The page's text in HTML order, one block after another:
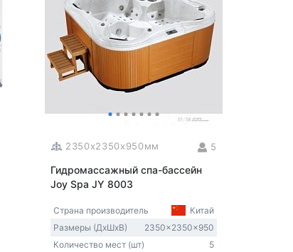
2350x2350x950мм 5
Гидромассажный спа-бассейн
Joy Spa JY 8003
Страна производитель
Китай
Размеры (ДxШxВ)
2350x2350x950
Количество мест (шт)
5